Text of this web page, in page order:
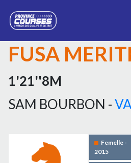
FUSA
1'21''8M
SAM BOURBON -
Femelle -
2015